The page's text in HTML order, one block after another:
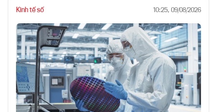
Kinh tế số 10:25, 09/08/2026